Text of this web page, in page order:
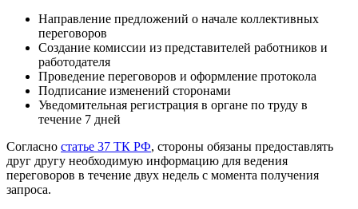
Направление предложений о начале коллективных
переговоров
Создание комиссии из представителей работников и
работодателя
Проведение переговоров и оформление протокола
Подписание изменений сторонами
Уведомительная регистрация в органе по труду в
течение 7 дней
Согласно статье 37 ТК РФ, стороны обязаны предоставлять
друг другу необходимую информацию для ведения
переговоров в течение двух недель с момента получения
запроса.